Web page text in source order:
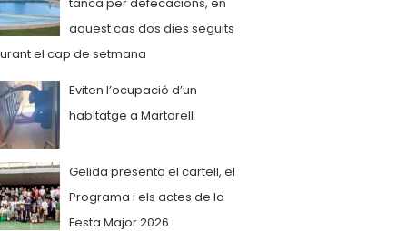
aquest cas dos dies seguits
el cap de setmana
Eviten l’ocupació d’un
habitatge a Martorell
Gelida presenta el cartell, el
Programa i els actes de la
Festa Major 2026